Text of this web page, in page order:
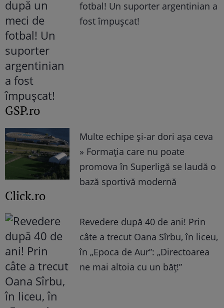
fotbal! Un suporter argentinian a
fost împușcat!
GSP.ro
Multe echipe și-ar dori așa ceva
» Formația care nu poate
promova în Superligă se laudă o
bază sportivă modernă
Click.ro
Revedere după 40 de ani! Prin
câte a trecut Oana Sîrbu, în liceu,
în „Epoca de Aur”: „Directoarea
ne mai altoia cu un băț!”